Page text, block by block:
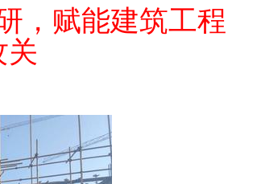
，赋能建筑工程
关